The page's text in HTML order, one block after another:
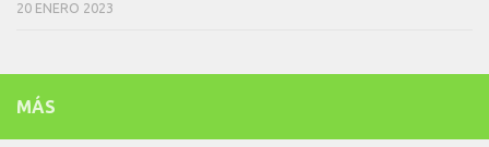
20 ENERO 2023
MÁS